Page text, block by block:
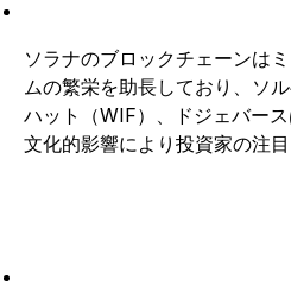
ソラナのブロックチェーンは
ムの繁栄を助長しており、ソ
ハット（WIF）、ドジェバー
文化的影響により投資家の注